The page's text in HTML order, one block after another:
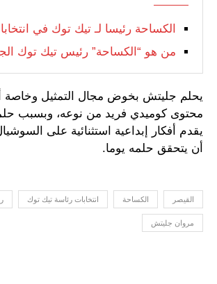
الكساحة رئيسا لـ تيك توك في انتخابات
من هو “الكساحة” رئيس تيك توك
يحلم جليتش بخوض مجال التمثيل وخاصة
محتوى كوميدي فريد من نوعه، وبسبب
يقدم أفكار إبداعية استثنائية على
أن يتحقق حلمه يوما.
القيصر الكساحة انتخابات رئاسة تيك توك
مروان جليتش